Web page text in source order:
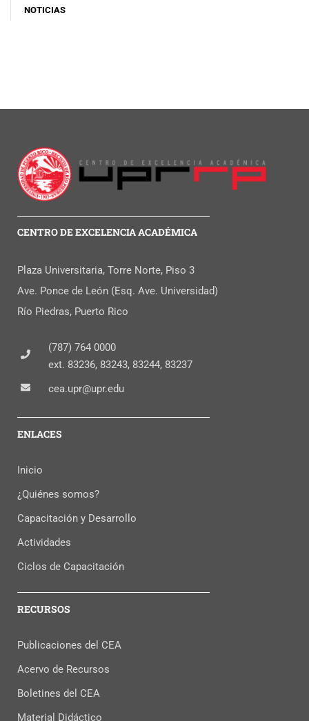
NOTICIAS
CENTRO DE EXCELENCIA ACADÉMICA
Plaza Universitaria, Torre Norte, Piso 3
Ave. Ponce de León (Esq. Ave. Universidad)
Río Piedras, Puerto Rico
(787) 764 0000
ext. 83236, 83243, 83244, 83237
cea.upr@upr.edu
ENLACES
Inicio
¿Quiénes somos?
Capacitación y Desarrollo
Actividades
Ciclos de Capacitación
RECURSOS
Publicaciones del CEA
Acervo de Recursos
Boletines del CEA
Material Didáctico